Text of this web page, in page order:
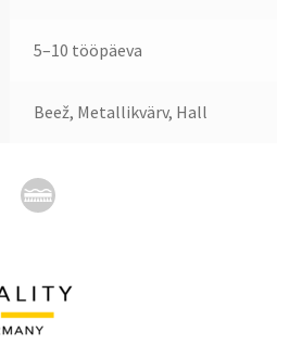
5–10 tööpäeva
Beež, Metallikvärv, Hall